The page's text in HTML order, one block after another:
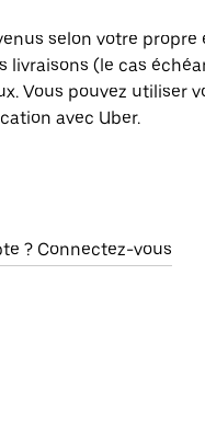
selon votre propre
(le cas
Vous pouvez utiliser
avec Uber.
? Connectez-vous